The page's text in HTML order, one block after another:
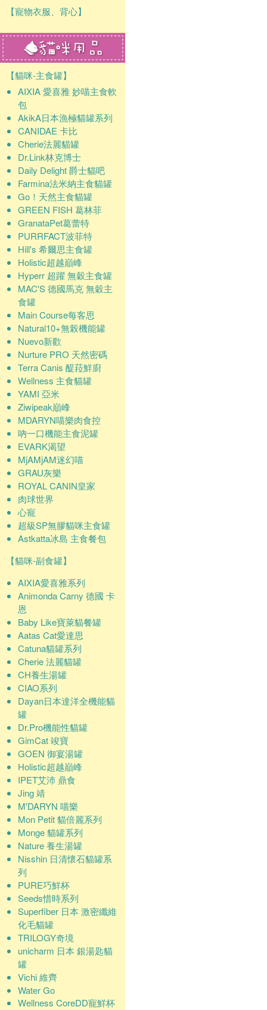
【寵物衣服、背心】
【貓咪-主食罐】
AIXIA 愛喜雅 妙喵主食軟
包
AkikA日本漁極貓罐系列
CANIDAE 卡比
Cherie法麗貓罐
Dr.Link林克博士
Daily Delight 爵士貓吧
Farmina法米納主食貓罐
Go！天然主食貓罐
GREEN FISH 葛林菲
GranataPet葛蕾特
PURRFACT波菲特
Hill's 希爾思主食罐
Holistic超越巔峰
Hyperr 超躍 無穀主食罐
MAC'S 德國馬克 無穀主
食罐
Main Course每客思
Natural10+無榖機能罐
Nuevo新歡
Nurture PRO 天然密碼
Terra Canis 醍菈鮮廚
Wellness 主食貓罐
YAMI 亞米
Ziwipeak巔峰
MDARYN喵樂肉食控
吶一口機能主食泥罐
EVARK渴望
MjAMjAM迷幻喵
GRAU灰樂
ROYAL CANIN皇家
肉球世界
心寵
超級SP無膠貓咪主食罐
Astkatta冰島 主食餐包
【貓咪-副食罐】
AIXIA愛喜雅系列
Animonda Carny 德國 卡
恩
Baby Like寶萊貓餐罐
Aatas Cat愛達思
Catuna貓罐系列
Cherie 法麗貓罐
CH養生湯罐
CIAO系列
Dayan日本達洋全機能貓
罐
Dr.Pro機能性貓罐
GimCat 竣寶
GOEN 御宴湯罐
Holistic超越巔峰
IPET艾沛 鼎食
Jing 靖
M'DARYN 喵樂
Mon Petit 貓倍麗系列
Monge 貓罐系列
Nature 養生湯罐
Nisshin 日清懷石貓罐系
列
PURE巧鮮杯
Seeds惜時系列
Superfiber 日本 激密纖維
化毛貓罐
TRILOGY奇境
unicharm 日本 銀湯匙貓
罐
Vichi 維齊
Water Go
Wellness CoreDD寵鮮杯